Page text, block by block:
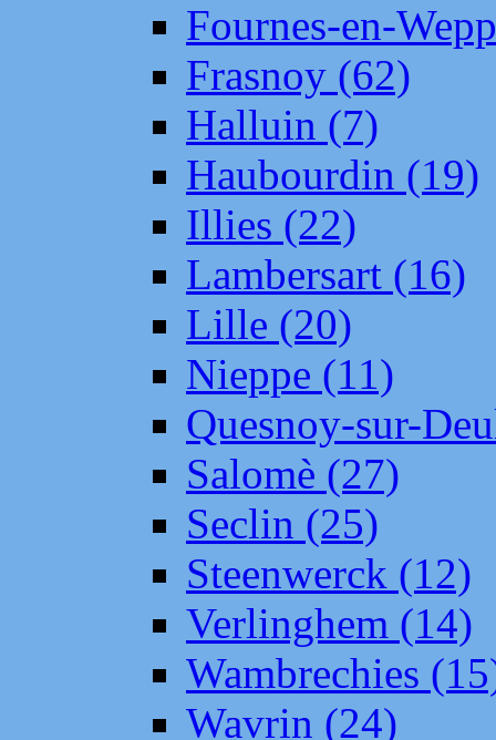
Fournes-en-
Frasnoy (62)
Halluin (7)
Haubourdin (19)
Illies (22)
Lambersart (16)
Lille (20)
Nieppe (11)
Quesnoy-sur-
Salomè (27)
Seclin (25)
Steenwerck (12)
Verlinghem (14)
Wambrechies
Wavrin (24)